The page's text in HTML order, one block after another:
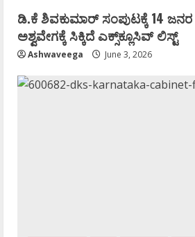
ಡಿ.ಕೆ ಶಿವಕುಮಾರ್‌ ಸಂಪುಟಕ್ಕೆ 14 ಜನರ
ಅಶ್ವವೇಗಕ್ಕೆ ಸಿಕ್ಕಿದೆ ಎಕ್ಸ್‌ಕ್ಲೂಸಿವ್‌ ಲಿಸ್ಟ್‌
Ashwaveega June 3, 2026